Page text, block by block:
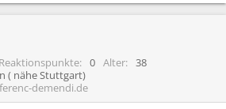
Reaktionspunkte 0 Alter
38
( nähe Stuttgart)
demendi.de